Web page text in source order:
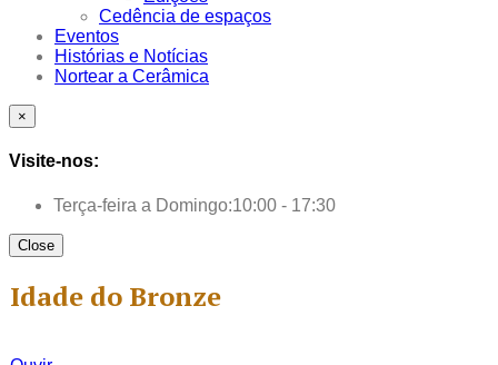
Cedência de espaços
Eventos
Histórias e Notícias
Nortear a Cerâmica
×
Visite-nos:
Terça-feira a Domingo:10:00 - 17:30
Close
Idade do Bronze